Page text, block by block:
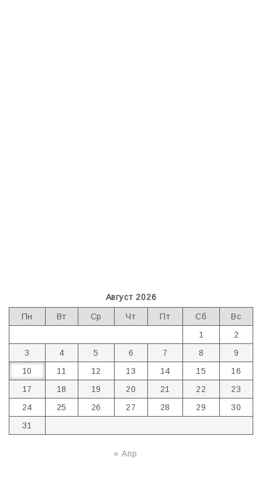
Август 2026
Пн Вт Ср Чт Пт Сб
Вс
1
2
3
4 5 6 7 8
9
10
11 12 13 14 15
16
17
18 19 20 21 22
23
24
25 26 27 28 29
30
31
« Апр